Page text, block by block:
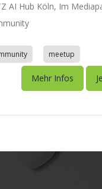
AI Hub Köln, Im
meetup
Mehr Infos